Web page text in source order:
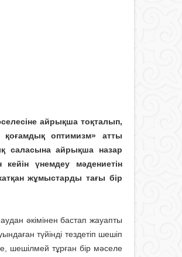
айрықша тоқталып,
қоғамдық оптимизм» атты
саласына айрықша назар
үнемдеу мәдениетін
жұмыстарды тағы бір
әкімінен бастап жауапты
түйінді тездетіп шешіп
шешілмей тұрған бір мәселе